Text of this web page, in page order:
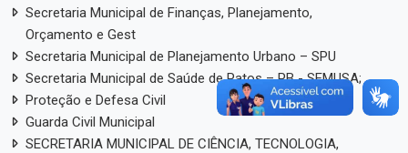
Secretaria Municipal de Finanças, Planejamento,
Orçamento e Gest
Secretaria Municipal de Planejamento Urbano – SPU
Secretaria Municipal de Saúde de Patos – PB - SEMUSA;
Proteção e Defesa Civil
Guarda Civil Municipal
SECRETARIA MUNICIPAL DE CIÊNCIA, TECNOLOGIA,